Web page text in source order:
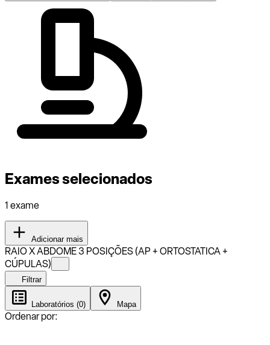
Exames selecionados
1 exame
Adicionar mais
RAIO X ABDOME 3 POSIÇÕES (AP + ORTOSTATICA +
CÚPULAS)
Filtrar
Laboratórios (0) Mapa
Ordenar por: